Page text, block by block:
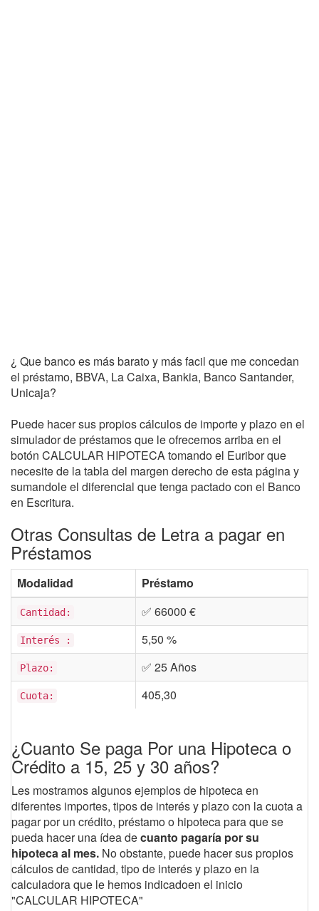
¿ Que banco es más barato y más facil que me concedan
el préstamo, BBVA, La Caixa, Bankia, Banco Santander,
Unicaja?
Puede hacer sus propios cálculos de importe y plazo en el
simulador de préstamos que le ofrecemos arriba en el
botón CALCULAR HIPOTECA tomando el Euribor que
necesite de la tabla del margen derecho de esta página y
sumandole el diferencial que tenga pactado con el Banco
en Escritura.
Otras Consultas de Letra a pagar en
Préstamos
Modalidad Préstamo
Cantidad: ✅ 66000 €
Interés : 5,50 %
Plazo: ✅ 25 Años
Cuota: 405,30
¿Cuanto Se paga Por una Hipoteca o
Crédito a 15, 25 y 30 años?
Les mostramos algunos ejemplos de hipoteca en
diferentes importes, tipos de interés y plazo con la cuota a
pagar por un crédito, préstamo o hipoteca para que se
pueda hacer una ídea decuanto pagaría por su
hipoteca al mes. No obstante, puede hacer sus propios
cálculos de cantidad, tipo de interés y plazo en la
calculadora que le hemos indicadoen el inicio
"CALCULAR HIPOTECA"